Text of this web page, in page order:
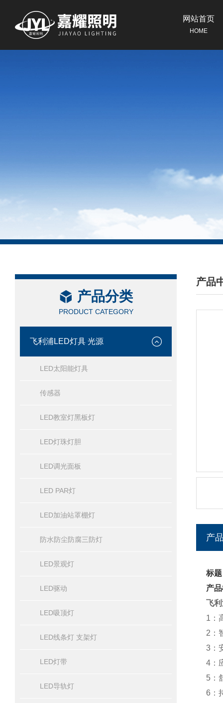
网站首页
HOME
产品分类
PRODUCT CATEGORY
飞利浦LED灯具 光源
LED太阳能灯具
传感器
LED教室灯黑板灯
LED灯珠灯胆
LED调光面板
LED PAR灯
LED加油站罩棚灯
防水防尘防腐三防灯
LED景观灯
LED驱动
LED吸顶灯
LED线条灯 支架灯
LED灯带
LED导轨灯
产品
/
产
标
产
飞
1：
2：
3：
4：
5：
6：